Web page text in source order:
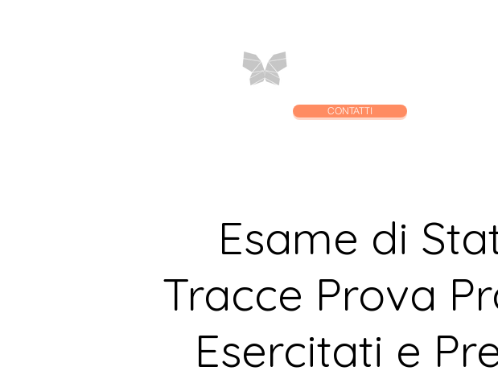
CONTATTI
Esame di
Tracce Prova
Esercitati e